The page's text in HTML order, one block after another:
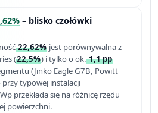
– blisko czołówki
22,62% jest porównywalna z
(22,5%) i tylko o ok.1,1 pp
(Jinko Eagle G7B, Powitt
przy typowej instalacji
przekłada się na różnicę rzędu
powierzchni.